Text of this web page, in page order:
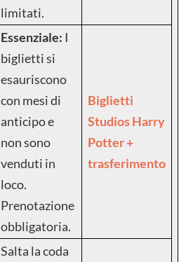
limitati.
Essenziale: I
biglietti si
esauriscono
con mesi di
anticipo e
non sono
venduti in
loco.
Prenotazione
obbligatoria.
Biglietti
Studios Harry
Potter +
trasferimento
Salta la coda